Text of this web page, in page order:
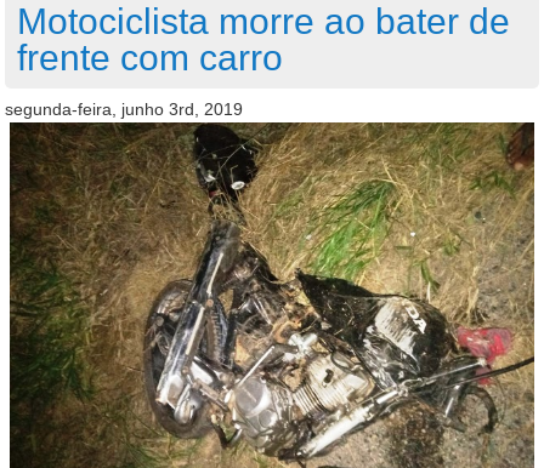
Motociclista morre ao bater de
frente com carro
segunda-feira, junho 3rd, 2019